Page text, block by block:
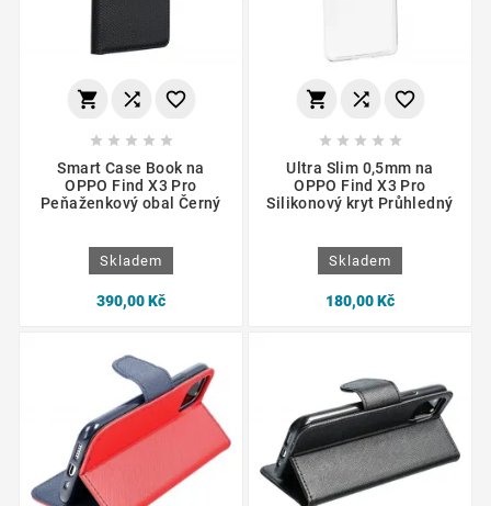
  
    
Smart Case Book na
OPPO Find X3 Pro
Peňaženkový obal Černý
Skladem
390,00 Kč
  
    
Ultra Slim 0,5mm na
OPPO Find X3 Pro
Silikonový kryt Průhledný
Skladem
180,00 Kč